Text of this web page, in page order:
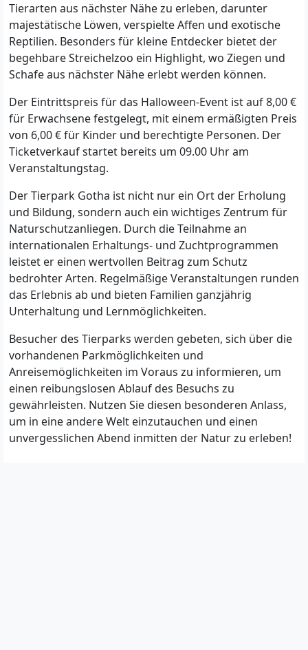
Tierarten aus nächster Nähe zu erleben, darunter
majestätische Löwen, verspielte Affen und exotische
Reptilien. Besonders für kleine Entdecker bietet der
begehbare Streichelzoo ein Highlight, wo Ziegen und
Schafe aus nächster Nähe erlebt werden können.
Der Eintrittspreis für das Halloween-Event ist auf 8,00 €
für Erwachsene festgelegt, mit einem ermäßigten Preis
von 6,00 € für Kinder und berechtigte Personen. Der
Ticketverkauf startet bereits um 09.00 Uhr am
Veranstaltungstag.
Der Tierpark Gotha ist nicht nur ein Ort der Erholung
und Bildung, sondern auch ein wichtiges Zentrum für
Naturschutzanliegen. Durch die Teilnahme an
internationalen Erhaltungs- und Zuchtprogrammen
leistet er einen wertvollen Beitrag zum Schutz
bedrohter Arten. Regelmäßige Veranstaltungen runden
das Erlebnis ab und bieten Familien ganzjährig
Unterhaltung und Lernmöglichkeiten.
Besucher des Tierparks werden gebeten, sich über die
vorhandenen Parkmöglichkeiten und
Anreisemöglichkeiten im Voraus zu informieren, um
einen reibungslosen Ablauf des Besuchs zu
gewährleisten. Nutzen Sie diesen besonderen Anlass,
um in eine andere Welt einzutauchen und einen
unvergesslichen Abend inmitten der Natur zu erleben!